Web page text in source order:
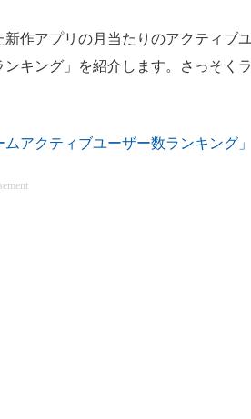
作アプリの月当たりのアクティブ
キング」を紹介します。さっそく
アクティブユーザー数ランキング」